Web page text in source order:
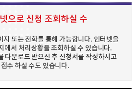
으로 신청 조회하실 수
지 또는 전화를 통해 가능합니다. 인터넷을
에서 처리상황을 조회하실 수 있습니다.
다운로드 받으신 후 신청서를 작성하시고
수 하실 수도 있습니다.